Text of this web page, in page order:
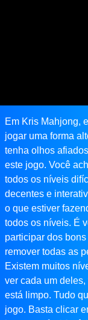
Em Kris Mahjong,
jogar uma forma
tenha olhos
este jogo. Você
todos os níveis
decentes e
o que estiver
todos os níveis. É
participar dos
remover todas as
Existem muitos
ver cada um
está limpo. Tudo
jogo. Basta clicar